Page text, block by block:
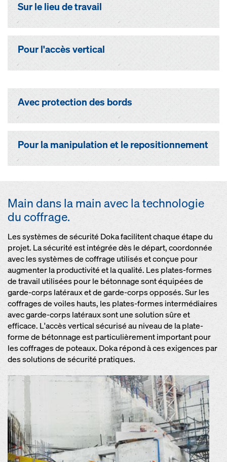
Sur le lieu de travail
Pour l'accès vertical
Avec protection des bords
Pour la manipulation et le repositionnement
Main dans la main avec la technologie
du coffrage.
Les systèmes de sécurité Doka facilitent chaque étape du
projet. La sécurité est intégrée dès le départ, coordonnée
avec les systèmes de coffrage utilisés et conçue pour
augmenter la productivité et la qualité. Les plates-formes
de travail utilisées pour le bétonnage sont équipées de
garde-corps latéraux et de garde-corps opposés. Sur les
coffrages de voiles hauts, les plates-formes intermédiaires
avec garde-corps latéraux sont une solution sûre et
efficace. L'accès vertical sécurisé au niveau de la plate-
forme de bétonnage est particulièrement important pour
les coffrages de poteaux. Doka répond à ces exigences par
des solutions de sécurité pratiques.